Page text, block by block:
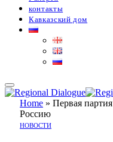
контакты
Кавказский дом
Home » Первая
Россию
НОВОСТИ